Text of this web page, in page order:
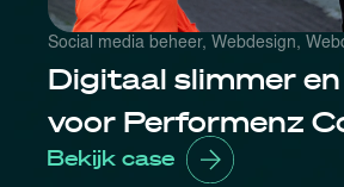
Social media beheer, Webdesign,
Digitaal slimmer
voor Performenz
Bekijk case